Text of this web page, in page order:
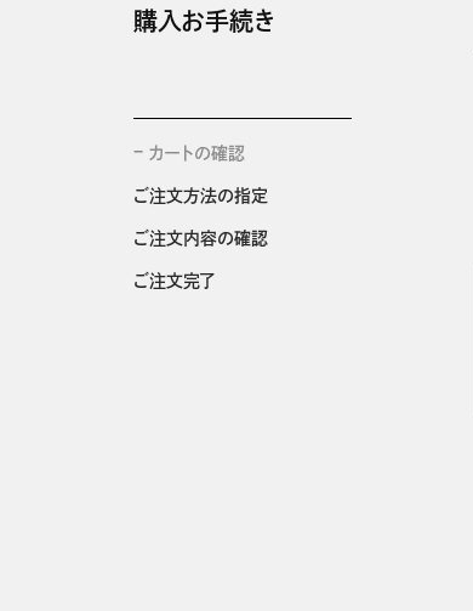
購入お手続き
カートの確認
ご注文方法の指定
ご注文内容の確認
ご注文完了